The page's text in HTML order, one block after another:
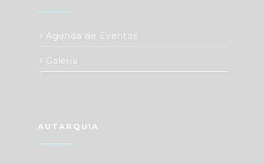
Agenda de Eventos
Galeria
AUTARQUIA